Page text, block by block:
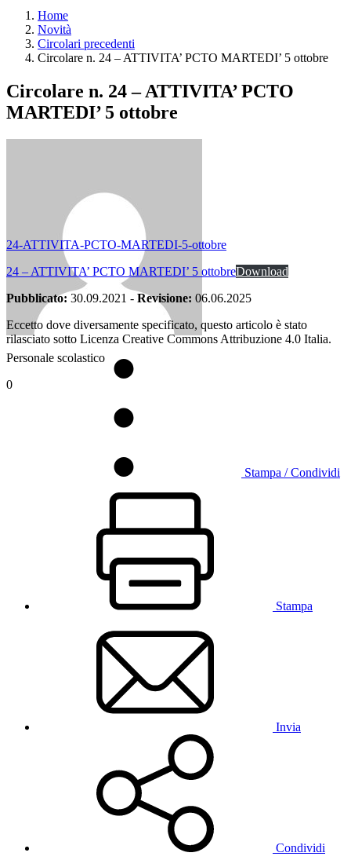
Home
Novità
Circolari precedenti
Circolare n. 24 – ATTIVITA’ PCTO MARTEDI’ 5 ottobre
Circolare n. 24 – ATTIVITA’ PCTO
MARTEDI’ 5 ottobre
Personale scolastico
0
24-ATTIVITA-PCTO-MARTEDI-5-ottobre
24 – ATTIVITA’ PCTO MARTEDI’ 5 ottobreDownload
Pubblicato: 30.09.2021 - Revisione: 06.06.2025
Eccetto dove diversamente specificato, questo articolo è stato
rilasciato sotto Licenza Creative Commons Attribuzione 4.0 Italia.
Stampa / Condividi
Stampa
Invia
Condividi